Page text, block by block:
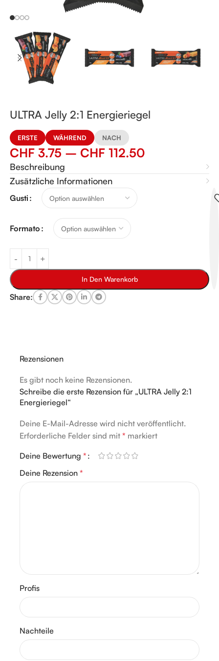
ULTRA Jelly 2:1 Energieriegel
ERSTE WÄHREND NACH
CHF 3.75 – CHF 112.50
Beschreibung
Zusätzliche Informationen
Gusti
Formato
In Den Warenkorb
Alternative:
Share:
Rezensionen
Es gibt noch keine Rezensionen.
Schreibe die erste Rezension für „ULTRA Jelly 2:1
Energieriegel“
Deine E-Mail-Adresse wird nicht veröffentlicht.
Erforderliche Felder sind mit * markiert
Deine Bewertung *
Deine Rezension *
Profis
Nachteile
Alternative: